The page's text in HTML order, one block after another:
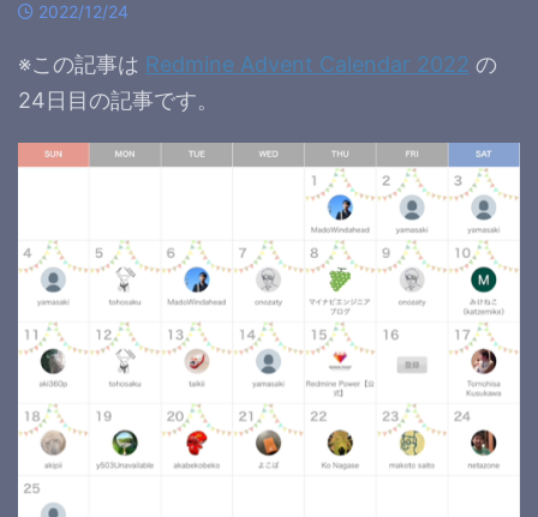
2022/12/24
※この記事は Redmine Advent Calendar 2022 の
24日目の記事です。